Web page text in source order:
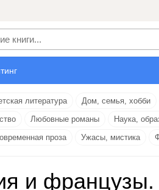
литература Дом, семья, хобби
Любовные романы Наука,
проза Ужасы, мистика
и